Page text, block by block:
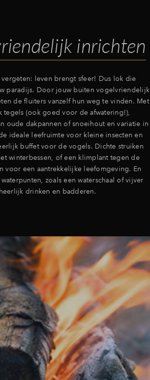
inrichten
leven brengt sfeer! Dus lok die
paradijs. Door jouw buiten vogelvriendelijk
de fluiters vanzelf hun weg te vinden. Met
tegels (ook goed voor de afwatering!),
oude dakpannen of snoeihout en variatie in
ideale leefruimte voor kleine insecten en
buffet voor de vogels. Dichte struiken
winterbessen, of een klimplant tegen de
voor een aantrekkelijke leefomgeving. En
zoals een waterschaal of vijver
drinken en badderen.